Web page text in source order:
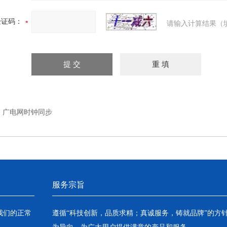
码： 请输入计算结果（
广电网时钟同步
们的正常
服务宗旨
遵循“科技创新，品质求精；真诚服务，铸就品牌”的方